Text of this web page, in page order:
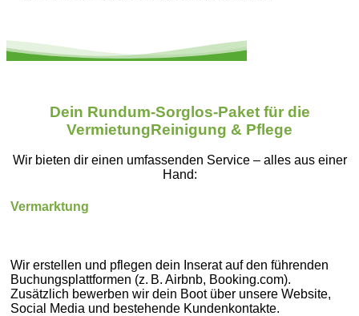
Dein Rundum-Sorglos-Paket für die
VermietungReinigung & Pflege
Wir bieten dir einen umfassenden Service – alles aus einer
Hand:
Vermarktung
Wir erstellen und pflegen dein Inserat auf den führenden
Buchungsplattformen (z. B. Airbnb, Booking.com).
Zusätzlich bewerben wir dein Boot über unsere Website,
Social Media und bestehende Kundenkontakte.